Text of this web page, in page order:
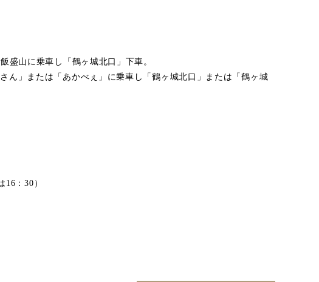
盛山に乗車し「鶴ヶ城北口」下車。
ん」または「あかべぇ」に乗車し「鶴ヶ城北口」または「鶴ヶ城
：30）